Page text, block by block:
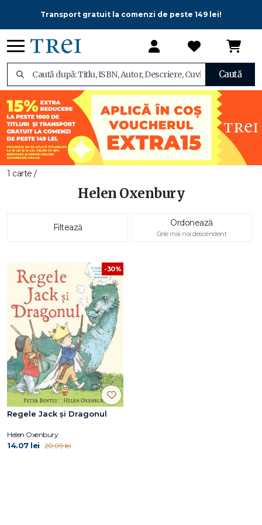
Transport gratuit la comenzi de peste 149 lei!
Caută
1 carte /
Helen Oxenbury
Filtează Ordonează
Cele mai noi descendent
-30%
Regele Jack şi Dragonul
Helen Oxenbury
14.07 lei 20.09 lei